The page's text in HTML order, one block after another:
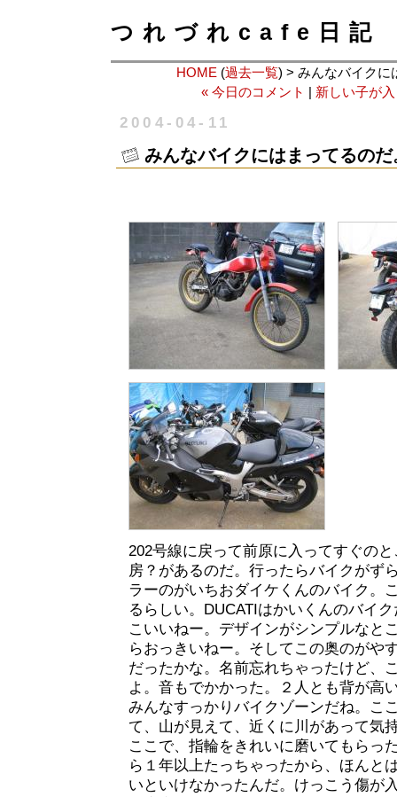
つれづれcafe日記
HOME (過去一覧) > みんなバイクに
« 今日のコメント
新しい子が
2004-04-11
みんなバイクにはまってるのだ
202号線に戻って前原に入ってすぐの
房？があるのだ。行ったらバイクがず
ラーのがいちおダイケくんのバイク。
るらしい。DUCATIはかいくんのバイ
こいいねー。デザインがシンプルなと
らおっきいねー。そしてこの奥のがや
だったかな。名前忘れちゃったけど、
よ。音もでかかった。２人とも背が高
みんなすっかりバイクゾーンだね。こ
て、山が見えて、近くに川があって気
ここで、指輪をきれいに磨いてもらっ
ら１年以上たっちゃったから、ほんと
いといけなかったんだ。けっこう傷が